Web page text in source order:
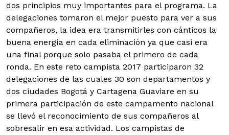
dos principios muy importantes para el programa. La
delegaciones tomaron el mejor puesto para ver a sus
compañeros, la idea era transmitirles con cánticos la
buena energía en cada eliminación ya que casi era
una final porque solo pasaba el primero de cada
ronda. En este reto campista 2017 participaron 32
delegaciones de las cuales 30 son departamentos y
dos ciudades Bogotá y Cartagena Guaviare en su
primera participación de este campamento nacional
se llevó el reconocimiento de sus compañeros al
sobresalir en esa actividad. Los campistas de